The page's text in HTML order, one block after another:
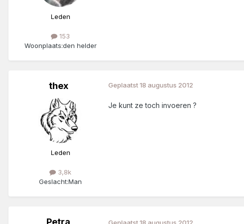
Leden
153
Woonplaats:den helder
thex
Leden
3,8k
Geslacht:Man
Geplaatst18 augustus 2012
Je kunt ze toch invoeren ?
Petra Geplaatst18 augustus 2012